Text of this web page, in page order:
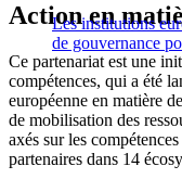
Les institutions
de gouvernance
Action en
Ce partenariat est une
compétences, qui a été
européenne en matière
de mobilisation des
axés sur les
partenaires dans 14